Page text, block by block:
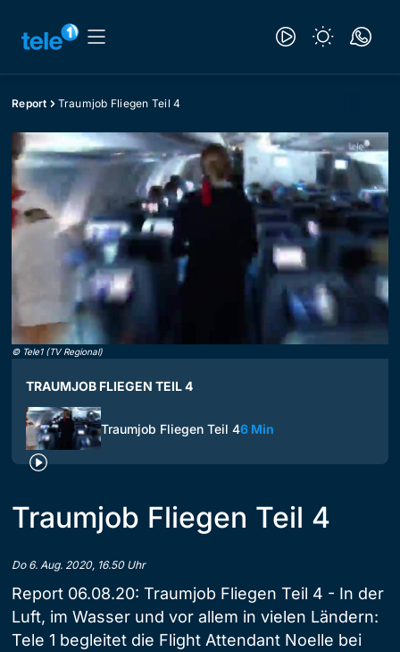
Report Traumjob Fliegen Teil 4
© Tele1 (TV Regional)
TRAUMJOB FLIEGEN TEIL 4
Traumjob Fliegen Teil 46 Min
Traumjob Fliegen Teil 4
Do 6. Aug. 2020, 16.50 Uhr
Report 06.08.20: Traumjob Fliegen Teil 4 - In der
Luft, im Wasser und vor allem in vielen Ländern:
Tele 1 begleitet die Flight Attendant Noelle bei